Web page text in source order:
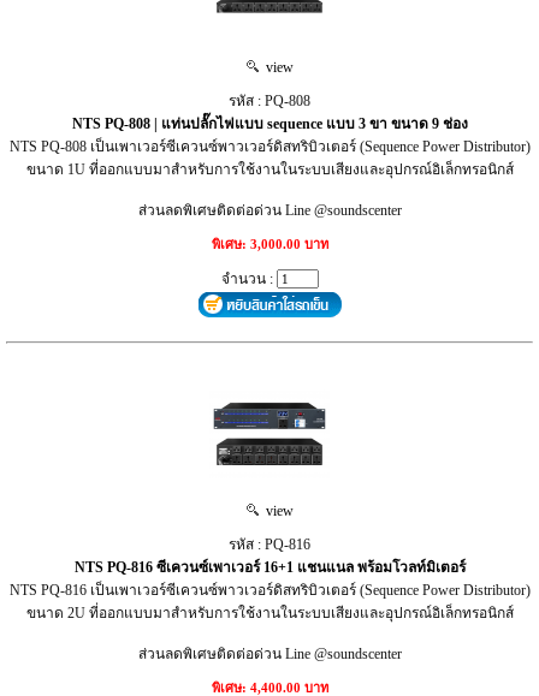
view
รหัส : PQ-808
NTS PQ-808 | แท่นปลั๊กไฟแบบ sequence แบบ 3 ขา ขนาด 9 ช่อง
NTS PQ-808 เป็นเพาเวอร์ซีเควนซ์พาวเวอร์ดิสทริบิวเตอร์ (Sequence Power Distributor)
ขนาด 1U ที่ออกแบบมาสำหรับการใช้งานในระบบเสียงและอุปกรณ์อิเล็กทรอนิกส์
ส่วนลดพิเศษติดต่อด่วน Line @soundscenter
พิเศษ: 3,000.00 บาท
จำนวน :
view
รหัส : PQ-816
NTS PQ-816 ซีเควนซ์เพาเวอร์ 16+1 แชนแนล พร้อมโวลท์มิเตอร์
NTS PQ-816 เป็นเพาเวอร์ซีเควนซ์พาวเวอร์ดิสทริบิวเตอร์ (Sequence Power Distributor)
ขนาด 2U ที่ออกแบบมาสำหรับการใช้งานในระบบเสียงและอุปกรณ์อิเล็กทรอนิกส์
ส่วนลดพิเศษติดต่อด่วน Line @soundscenter
พิเศษ: 4,400.00 บาท